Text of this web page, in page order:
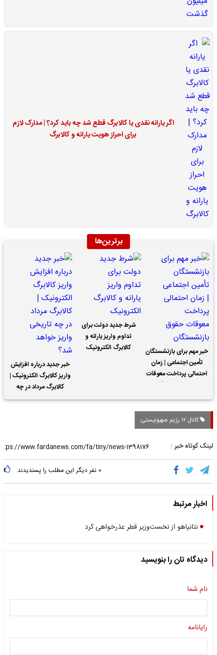
اگر یارانه نقدی یا کالابرگ قطع شد چه باید کرد؟ | مدارک لازم
برای احراز هویت یارانه و کالابرگ
برترین‌ها
خبر مهم برای بازنشستگان
تأمین اجتماعی | زمان
احتمالی پرداخت معوقات
شرط جدید دولت برای
تداوم واریز یارانه و
کالابرگ الکترونیک
خبر جدید درباره افزایش
واریز کالابرگ الکترونیک |
کالابرگ مرداد در چه
تاریخی واریز خواهد شد؟
کانال ۱۲ رژیم صهیونیستی
لینک کوتاه خبر :
۰ نفر دیگر این مطلب را پسندیدند
اخبار مرتبط
نتانیاهو از نخست‌وزیر قطر عذرخواهی کرد
دیدگاه تان را بنویسید
نام شما
رایانامه